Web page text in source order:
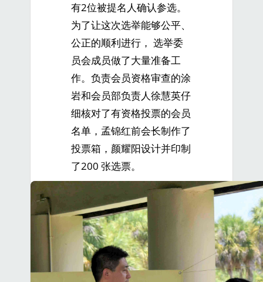
有2位被提名人确认参选。
为了让这次选举能够公平、
公正的顺利进行， 选举委
员会成员做了大量准备工
作。负责会员资格审查的涂
岩和会员部负责人徐慧英仔
细核对了有资格投票的会员
名单，孟锦红前会长制作了
投票箱，颜耀阳设计并印制
了200 张选票。